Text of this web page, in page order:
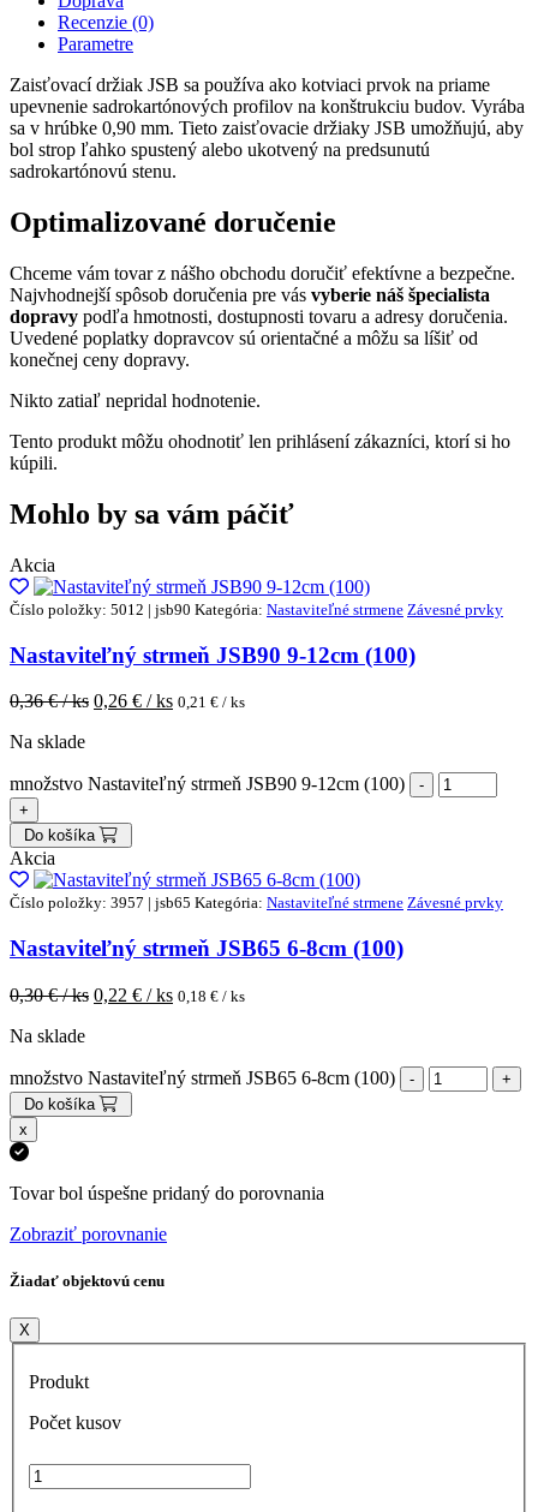
Recenzie (0)
Parametre
Zaisťovací držiak JSB sa používa ako kotviaci prvok na priame
upevnenie sadrokartónových profilov na konštrukciu budov. Vyrába
sa v hrúbke 0,90 mm. Tieto zaisťovacie držiaky JSB umožňujú, aby
bol strop ľahko spustený alebo ukotvený na predsunutú
sadrokartónovú stenu.
Optimalizované doručenie
Chceme vám tovar z nášho obchodu doručiť efektívne a bezpečne.
Najvhodnejší spôsob doručenia pre vás vyberie náš špecialista
dopravy podľa hmotnosti, dostupnosti tovaru a adresy doručenia.
Uvedené poplatky dopravcov sú orientačné a môžu sa líšiť od
konečnej ceny dopravy.
Nikto zatiaľ nepridal hodnotenie.
Tento produkt môžu ohodnotiť len prihlásení zákazníci, ktorí si ho
kúpili.
Mohlo by sa vám páčiť
Akcia
Číslo položky: 5012 | jsb90 Kategória: Nastaviteľné strmene Závesné prvky
Nastaviteľný strmeň JSB90 9-12cm (100)
0,36€ / ks 0,26 € / ks 0,21 € / ks
Na sklade
množstvo Nastaviteľný strmeň JSB90 9-12cm (100)
Do košíka
Akcia
Číslo položky: 3957 | jsb65 Kategória: Nastaviteľné strmene Závesné prvky
Nastaviteľný strmeň JSB65 6-8cm (100)
0,30€ / ks 0,22 € / ks 0,18 € / ks
Na sklade
množstvo Nastaviteľný strmeň JSB65 6-8cm (100)
Do košíka
x
Tovar bol úspešne pridaný do porovnania
Zobraziť porovnanie
Žiadať objektovú cenu
X
Produkt
Počet kusov